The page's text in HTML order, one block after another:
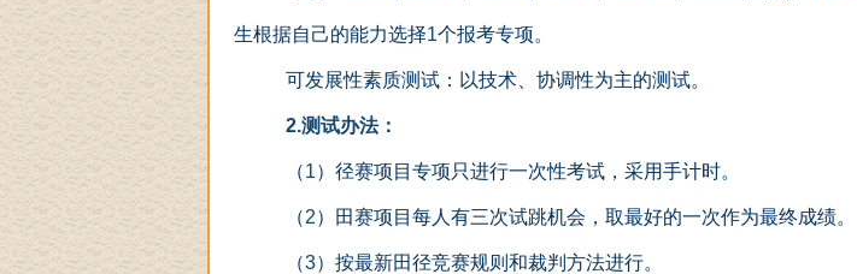
生根据自己的能力选择1个报考专项。
可发展性素质测试：以技术、协调性为主的测试。
2.测试办法：
（1）径赛项目专项只进行一次性考试，采用手计时。
（2）田赛项目每人有三次试跳机会，取最好的一次作为最终成绩。
（3）按最新田径竞赛规则和裁判方法进行。